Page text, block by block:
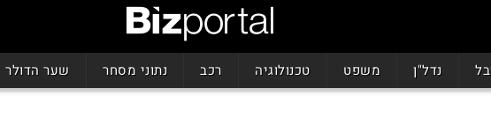
נדל"ן משפט טכנולוגיה רכב נתוני מסחר שער הדולר